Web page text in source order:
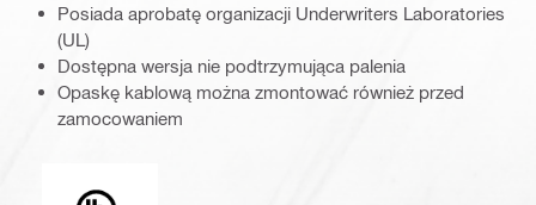
Posiada aprobatę organizacji Underwriters Laboratories
(UL)
Dostępna wersja nie podtrzymująca palenia
Opaskę kablową można zmontować również przed
zamocowaniem